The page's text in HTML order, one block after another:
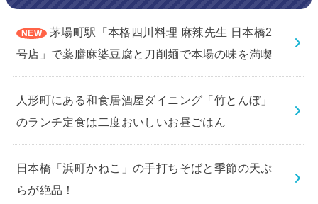
茅場町駅「本格四川料理 麻辣先生 日本橋2
号店」で薬膳麻婆豆腐と刀削麺で本場の味を満喫
人形町にある和食居酒屋ダイニング「竹とんぼ」
のランチ定食は二度おいしいお昼ごはん
日本橋「浜町かねこ」の手打ちそばと季節の天ぷ
らが絶品！